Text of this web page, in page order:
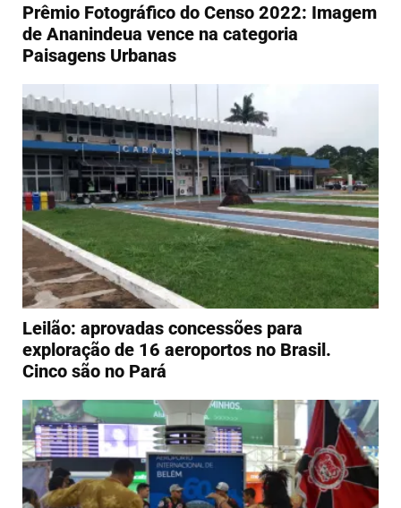
Prêmio Fotográfico do Censo 2022: Imagem
de Ananindeua vence na categoria
Paisagens Urbanas
Leilão: aprovadas concessões para
exploração de 16 aeroportos no Brasil.
Cinco são no Pará